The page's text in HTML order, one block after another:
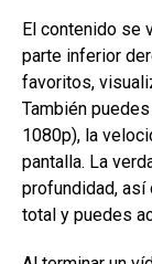
El contenido se
parte inferior
favoritos,
También
1080p), la
pantalla. La
profundidad, así
total y puedes